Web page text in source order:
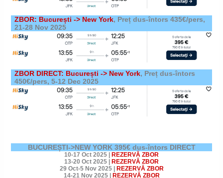
ZBOR: București -> New York, Preț dus-întors 435€/pers,
21-28 Nov 2025
ZBOR DIRECT: București -> New York, Preț dus-întors
450€/pers, 5-12 Dec 2025
BUCUREȘTI->NEW YORK 395€ dus-întors DIRECT
10-17 Oct 2025 | REZERVĂ ZBOR
13-20 Oct 2025 | REZERVĂ ZBOR
29 Oct-5 Nov 2025 | REZERVĂ ZBOR
14-21 Nov 2025 | REZERVĂ ZBOR